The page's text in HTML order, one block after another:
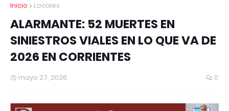
Inicio Locales
ALARMANTE: 52 MUERTES EN
SINIESTROS VIALES EN LO QUE VA DE
2026 EN CORRIENTES
mayo 27, 2026 0